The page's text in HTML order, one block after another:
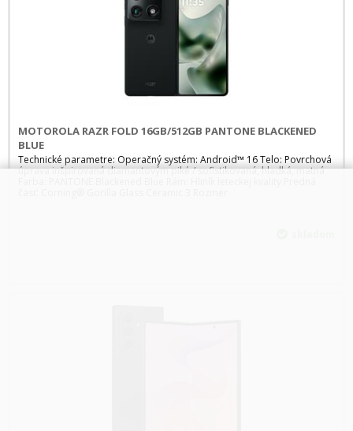
MOTOROLA RAZR FOLD 16GB/512GB PANTONE BLACKENED
BLUE
Technické parametre: Operačný systém: Android™ 16 Telo: Povrchová
úprava inšpirovaná diamantovým piké / sofistikovaná, hladká, matná